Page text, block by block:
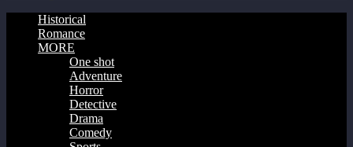
Historical
Romance
MORE
One shot
Adventure
Horror
Detective
Drama
Comedy